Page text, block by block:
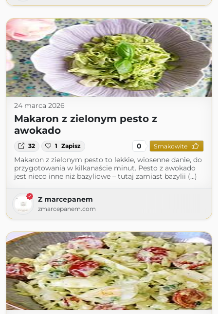
24 marca 2026
Makaron z zielonym pesto z
awokado
32 1 Zapisz 0 Smakowite
Makaron z zielonym pesto to lekkie, wiosenne danie, do
przygotowania w kilkanaście minut. Pesto z awokado
jest nieco inne niż bazyliowe – tutaj zamiast bazylii (...)
Z marcepanem
zmarcepanem.com